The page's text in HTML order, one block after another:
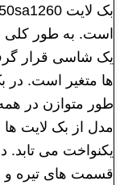
است. به طور کلی
یک شاسی قرار
ها متغیر است. در
طور متوازن در
مدل از بک لایت
یکنواخت می تابد.
قسمت های تیره و